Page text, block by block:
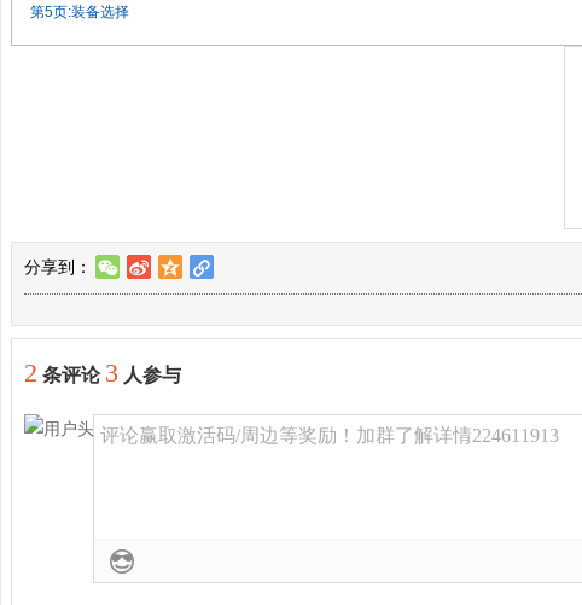
第5页:装备选择
分享到： w t z l
2 条评论 3 人参与
评论赢取激活码/周边等奖励！加群了解详情224611913